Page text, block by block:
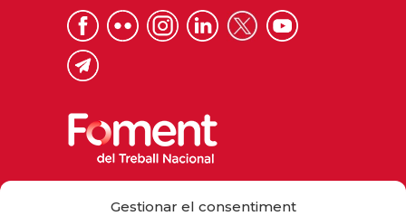
Gestionar el consentiment